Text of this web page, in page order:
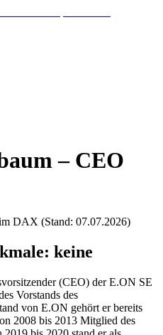
– CEO
DAX (Stand: 07.07.2026)
keine
(CEO) der E.ON SE
Vorstands des
von E.ON gehört er bereits
2008 bis 2013 Mitglied des